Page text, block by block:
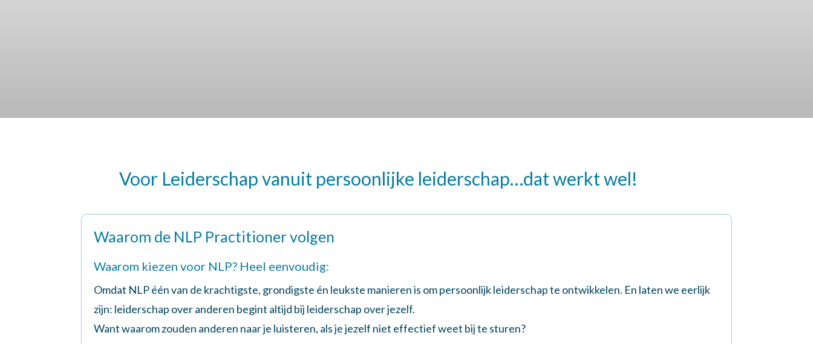
Voor Leiderschap vanuit persoonlijke leiderschap…dat werkt wel!
Waarom de NLP Practitioner volgen
Waarom kiezen voor NLP? Heel eenvoudig:
Omdat NLP één van de krachtigste, grondigste én leukste manieren is om persoonlijk leiderschap te ontwikkelen. En laten we eerlijk
zijn: leiderschap over anderen begint altijd bij leiderschap over jezelf.
Want waarom zouden anderen naar je luisteren, als je jezelf niet effectief weet bij te sturen?